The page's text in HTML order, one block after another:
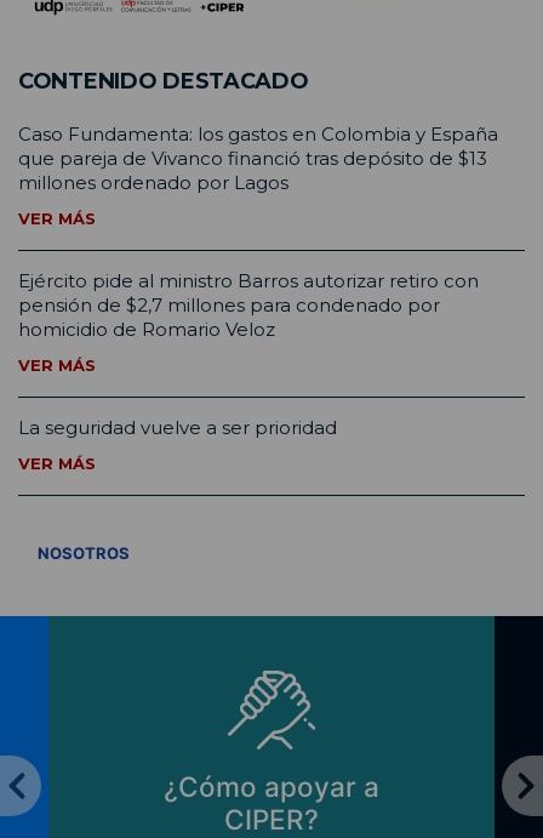
CONTENIDO DESTACADO
Caso Fundamenta: los gastos en Colombia y España
que pareja de Vivanco financió tras depósito de $13
millones ordenado por Lagos
VER MÁS
Ejército pide al ministro Barros autorizar retiro con
pensión de $2,7 millones para condenado por
homicidio de Romario Veloz
VER MÁS
La seguridad vuelve a ser prioridad
VER MÁS
NOSOTROS
¿Cómo apoyar a
CIPER?